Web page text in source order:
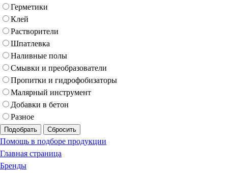
Герметики
Клей
Растворители
Шпатлевка
Наливные полы
Смывки и преобразователи
Пропитки и гидрофобизаторы
Малярный инструмент
Добавки в бетон
Разное
Подобрать Сбросить
Помощь в подборе продукции
Главная страница
Бренды